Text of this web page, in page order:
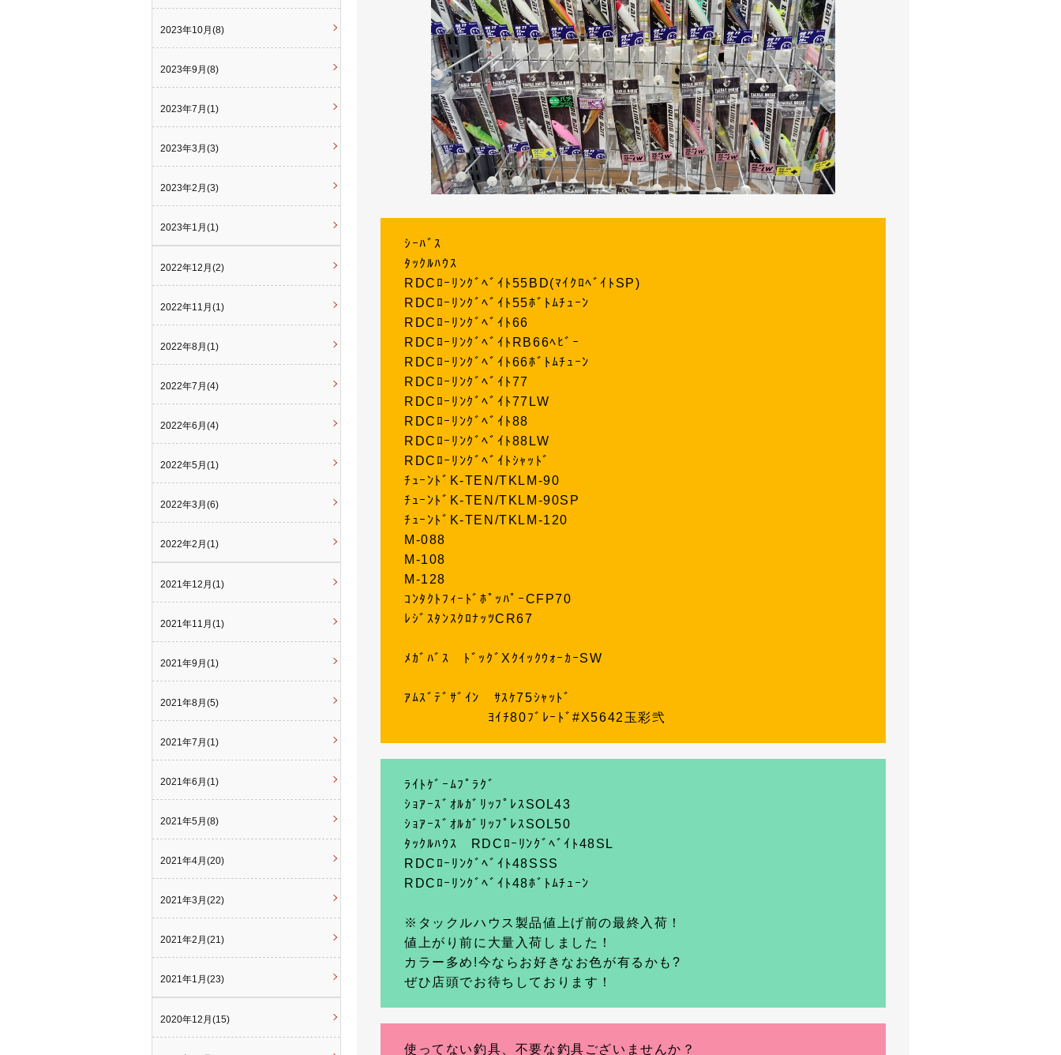
ｼｰﾊﾞｽ
ﾀｯｸﾙﾊｳｽ
RDCﾛｰﾘﾝｸﾞﾍﾞｲﾄ55BD(ﾏｲｸﾛﾍﾞｲﾄSP)
RDCﾛｰﾘﾝｸﾞﾍﾞｲﾄ55ﾎﾞﾄﾑﾁｭｰﾝ
RDCﾛｰﾘﾝｸﾞﾍﾞｲﾄ66
RDCﾛｰﾘﾝｸﾞﾍﾞｲﾄRB66ﾍﾋﾞｰ
RDCﾛｰﾘﾝｸﾞﾍﾞｲﾄ66ﾎﾞﾄﾑﾁｭｰﾝ
RDCﾛｰﾘﾝｸﾞﾍﾞｲﾄ77
RDCﾛｰﾘﾝｸﾞﾍﾞｲﾄ77LW
RDCﾛｰﾘﾝｸﾞﾍﾞｲﾄ88
RDCﾛｰﾘﾝｸﾞﾍﾞｲﾄ88LW
RDCﾛｰﾘﾝｸﾞﾍﾞｲﾄｼｬｯﾄﾞ
ﾁｭｰﾝﾄﾞK-TEN/TKLM-90
ﾁｭｰﾝﾄﾞK-TEN/TKLM-90SP
ﾁｭｰﾝﾄﾞK-TEN/TKLM-120
M-088
M-108
M-128
ｺﾝﾀｸﾄﾌｨｰﾄﾞﾎﾟｯﾊﾟｰCFP70
ﾚｼﾞｽﾀﾝｽｸﾛﾅｯﾂCR67
ﾒｶﾞﾊﾞｽ ﾄﾞｯｸﾞXｸｲｯｸｳｫｰｶｰSW
ｱﾑｽﾞﾃﾞｻﾞｲﾝ ｻｽｹ75ｼｬｯﾄﾞ
ﾖｲﾁ80ﾌﾞﾚｰﾄﾞ#X5642玉彩弐
ﾗｲﾄｹﾞｰﾑﾌﾟﾗｸﾞ
ｼｮｱｰｽﾞｵﾙｶﾞﾘｯﾌﾟﾚｽSOL43
ｼｮｱｰｽﾞｵﾙｶﾞﾘｯﾌﾟﾚｽSOL50
ﾀｯｸﾙﾊｳｽ RDCﾛｰﾘﾝｸﾞﾍﾞｲﾄ48SL
RDCﾛｰﾘﾝｸﾞﾍﾞｲﾄ48SSS
RDCﾛｰﾘﾝｸﾞﾍﾞｲﾄ48ﾎﾞﾄﾑﾁｭｰﾝ
※タックルハウス製品値上げ前の最終入荷！
値上がり前に大量入荷しました！
カラー多め!今ならお好きなお色が有るかも?
ぜひ店頭でお待ちしております！
使ってない釣具、不要な釣具ございませんか？
2023年10月(8)
2023年9月(8)
2023年7月(1)
2023年3月(3)
2023年2月(3)
2023年1月(1)
2022年12月(2)
2022年11月(1)
2022年8月(1)
2022年7月(4)
2022年6月(4)
2022年5月(1)
2022年3月(6)
2022年2月(1)
2021年12月(1)
2021年11月(1)
2021年9月(1)
2021年8月(5)
2021年7月(1)
2021年6月(1)
2021年5月(8)
2021年4月(20)
2021年3月(22)
2021年2月(21)
2021年1月(23)
2020年12月(15)